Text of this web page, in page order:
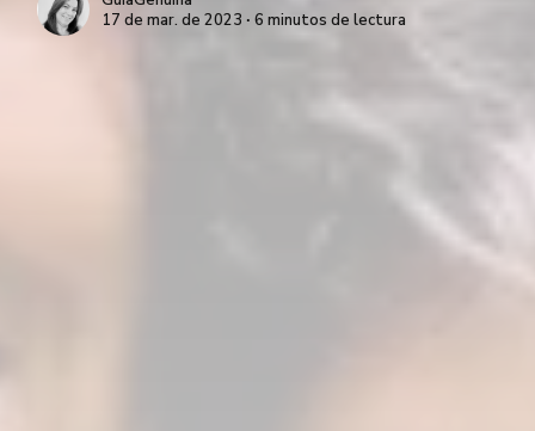
17 de mar. de 2023 ∙ 6 minutos de lectura